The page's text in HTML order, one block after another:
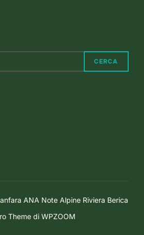
CERCA
ANA Note Alpine Riviera Berica
Theme di WPZOOM